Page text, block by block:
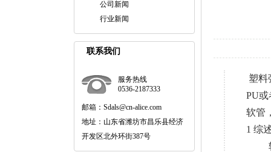
公司新闻
行业新闻
联系我们
服务热线
0536-2187333
邮箱：Sdals@cn-alice.com
地址：山东省潍坊市昌乐县经济
开发区北外环街387号
塑料
PU
软管
1 综
软